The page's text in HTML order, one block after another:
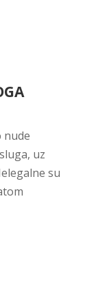
nude
uz
su